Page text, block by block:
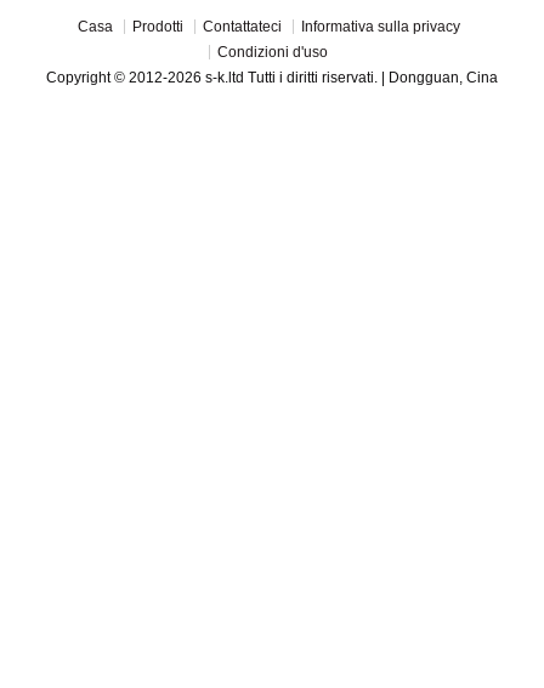
Casa Prodotti Contattateci
Informativa sulla privacy
Condizioni d'uso
Copyright © 2012-2026 s-k.ltd Tutti i diritti riservati. | Dongguan, Cina